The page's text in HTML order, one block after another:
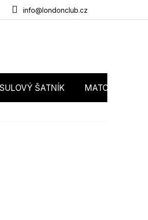
info@londonclub.cz
podmienky Podmienky ochrany
ŠATNÍK MATCHY